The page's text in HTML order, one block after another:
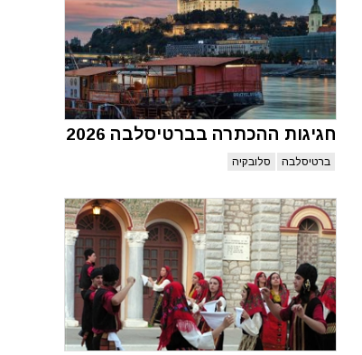
חגיגות ההכתרה בברטיסלבה 2026
ברטיסלבה סלובקיה